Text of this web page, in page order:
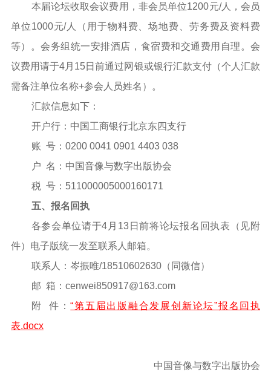
本届论坛收取会议费用，非会员单位1200元/人，会员
单位1000元/人（用于物料费、场地费、劳务费及资料费
等）。会务组统一安排酒店，食宿费和交通费用自理。会
议费用请于4月15日前通过网银或银行汇款支付（个人汇款
需备注单位名称+参会人员姓名）。
汇款信息如下：
开户行：中国工商银行北京东四支行
账 号：0200 0041 0901 4403 038
户 名：中国音像与数字出版协会
税 号：511000005000160171
五、报名回执
各参会单位请于4月13日前将论坛报名回执表（见附
件）电子版统一发至联系人邮箱。
联系人：岑振唯/18510602630（同微信）
邮 箱：cenwei850917@163.com
附 件：“第五届出版融合发展创新论坛”报名回执
表.docx
中国音像与数字出版协会